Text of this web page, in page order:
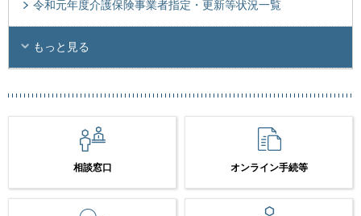
令和元年度介護保険事業者指定・更新等状況一覧
もっと見る
相談窓口 オンライン手続等